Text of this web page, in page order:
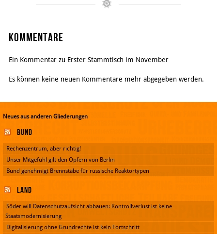
Kommentare
Ein Kommentar zu Erster Stammtisch im November
Es können keine neuen Kommentare mehr abgegeben werden.
Neues aus anderen Gliederungen
Bund
Rechenzentrum, aber richtig!
Unser Mitgefühl gilt den Opfern von Berlin
Bund genehmigt Brennstäbe für russische Reaktortypen
Land
Söder will Datenschutzaufsicht abbauen: Kontrollverlust ist keine
Staatsmodernisierung
Digitalisierung ohne Grundrechte ist kein Fortschritt